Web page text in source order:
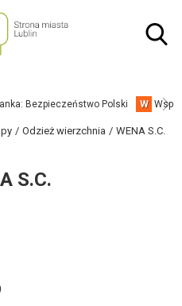
Bezpieczeństwo Polski W
Odzież wierzchnia WENA S.C.
S.C.